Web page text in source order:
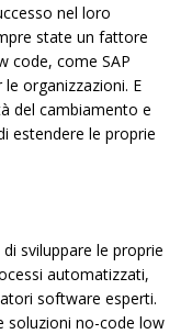
nel loro
state un fattore
code, come SAP
organizzazioni. E
del cambiamento e
estendere le proprie
sviluppare le proprie
automatizzati,
software esperti.
soluzioni no-code low